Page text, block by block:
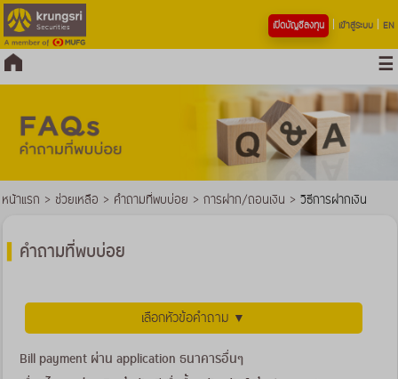
เปิดบัญชีลงทุน เข้าสู่ระบบ EN
หน้าแรก > ช่วยเหลือ > คำถามที่พบบ่อย > การฝาก/ถอนเงิน > วิธีการฝากเงิน
คำถามที่พบบ่อย
เลือกหัวข้อคำถาม ▼
Bill payment ผ่าน application ธนาคารอื่นๆ